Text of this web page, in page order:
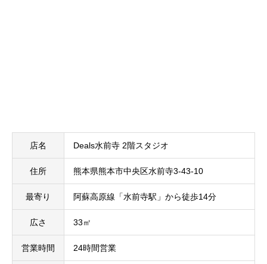
店名 Deals水前寺 2階スタジオ
住所 熊本県熊本市中央区水前寺3-43-10
最寄り 阿蘇高原線「水前寺駅」から徒歩14分
広さ 33㎡
営業時間 24時間営業